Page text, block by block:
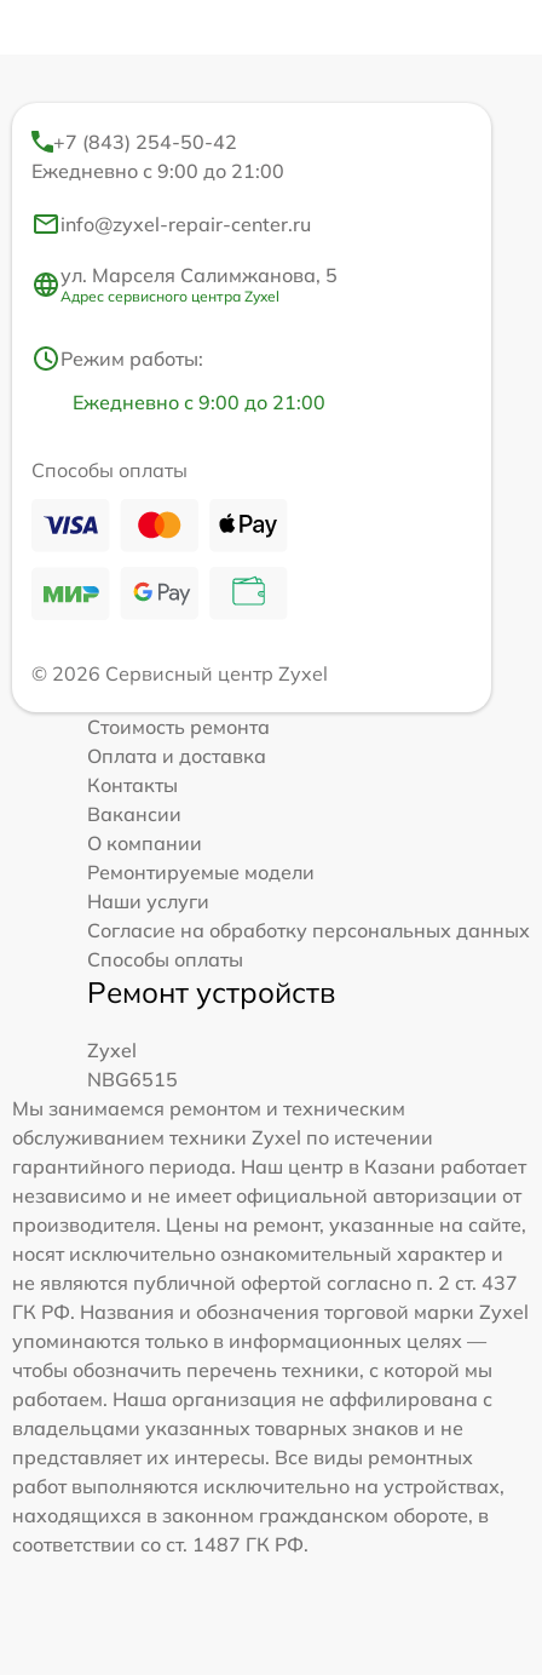
+7 (843) 254-50-42
Ежедневно с 9:00 до 21:00
info@zyxel-repair-center.ru
ул. Марселя Салимжанова, 5
Адрес сервисного центра Zyxel
Режим работы:
Ежедневно с 9:00 до 21:00
Способы оплаты
© 2026 Сервисный центр Zyxel
Стоимость ремонта
Оплата и доставка
Контакты
Вакансии
О компании
Ремонтируемые модели
Наши услуги
Согласие на обработку персональных данных
Способы оплаты
Ремонт устройств
Zyxel
NBG6515
Мы занимаемся ремонтом и техническим
обслуживанием техники Zyxel по истечении
гарантийного периода. Наш центр в Казани работает
независимо и не имеет официальной авторизации от
производителя. Цены на ремонт, указанные на сайте,
носят исключительно ознакомительный характер и
не являются публичной офертой согласно п. 2 ст. 437
ГК РФ. Названия и обозначения торговой марки Zyxel
упоминаются только в информационных целях —
чтобы обозначить перечень техники, с которой мы
работаем. Наша организация не аффилирована с
владельцами указанных товарных знаков и не
представляет их интересы. Все виды ремонтных
работ выполняются исключительно на устройствах,
находящихся в законном гражданском обороте, в
соответствии со ст. 1487 ГК РФ.